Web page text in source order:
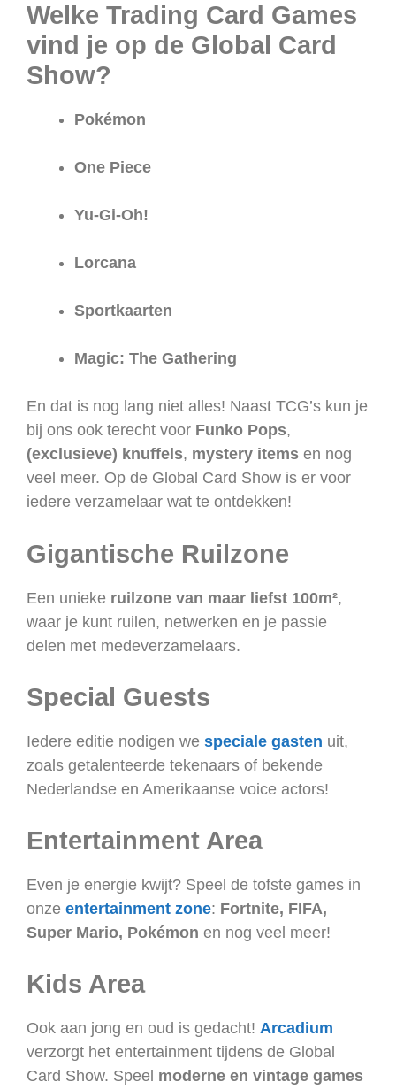
Welke Trading Card Games
vind je op de Global Card
Show?
Pokémon
One Piece
Yu-Gi-Oh!
Lorcana
Sportkaarten
Magic: The Gathering
En dat is nog lang niet alles! Naast TCG’s kun je
bij ons ook terecht voor Funko Pops,
(exclusieve) knuffels, mystery items en nog
veel meer. Op de Global Card Show is er voor
iedere verzamelaar wat te ontdekken!
Gigantische Ruilzone
Een unieke ruilzone van maar liefst 100m²,
waar je kunt ruilen, netwerken en je passie
delen met medeverzamelaars.
Special Guests
Iedere editie nodigen we speciale gasten uit,
zoals getalenteerde tekenaars of bekende
Nederlandse en Amerikaanse voice actors!
Entertainment Area
Even je energie kwijt? Speel de tofste games in
onze entertainment zone: Fortnite, FIFA,
Super Mario, Pokémon en nog veel meer!
Kids Area
Ook aan jong en oud is gedacht! Arcadium
verzorgt het entertainment tijdens de Global
Card Show. Speel moderne en vintage games